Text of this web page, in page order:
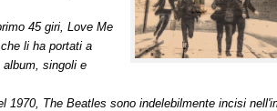
45 giri, Love Me
li ha portati a
album, singoli e
1970, The Beatles sono indelebilmente incisi